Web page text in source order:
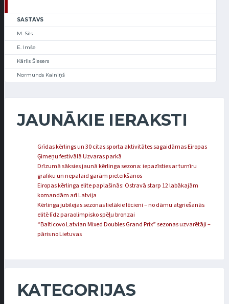
SASTĀVS
M. Sils
E. Imše
Kārlis Šlesers
Normunds Kalniņš
JAUNĀKIE IERAKSTI
Grīdas kērlings un 30 citas sporta aktivitātes sagaidāmas Eiropas
Ģimeņu festivālā Uzvaras parkā
Drīzumā sāksies jaunā kērlinga sezona: iepazīsties ar turnīru
grafiku un nepalaid garām pieteikšanos
Eiropas kērlinga elite paplašinās: Ostravā starp 12 labākajām
komandām arī Latvija
Kērlinga jubilejas sezonas lielākie lēcieni – no dāmu atgriešanās
elitē līdz paraolimpisko spēļu bronzai
“Balticovo Latvian Mixed Doubles Grand Prix” sezonas uzvarētāji –
pāris no Lietuvas
KATEGORIJAS